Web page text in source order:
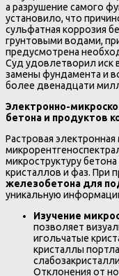
а разрушение самого
установило, что
сульфатная коррозия
грунтовыми водами,
предусмотрена
Суд удовлетворил иск
замены фундамента и
более двенадцати
Электронно-
бетона и продуктов
Растровая
микроструктуру
кристаллов и фаз. При
железобетона для
уникальную
Изучение
позволяет
игольчатые
кристаллы
Отклонения от